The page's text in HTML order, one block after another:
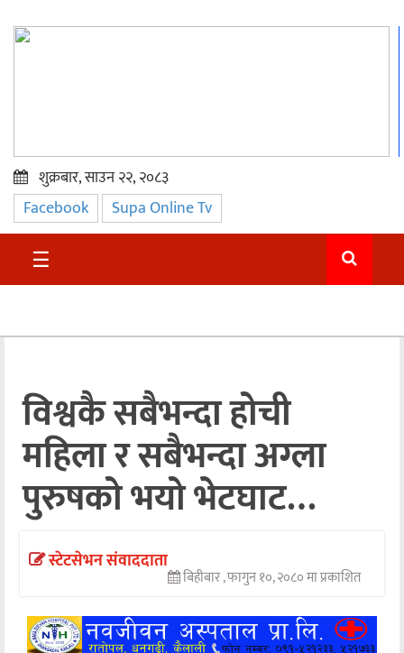
प्रमुख
समाचार
सुदुर
अन्तराष्ट्रिय
अन्तर्वार्ता
अर्थ
खेलकुद
मनोरञ्जन
शुक्रबार, साउन २२, २०८३
Facebook Supa Online Tv
☰
विश्वकै सबैभन्दा होची
महिला र सबैभन्दा अग्ला
पुरुषको भयो भेटघाट…
स्टेटसेभन संवाददाता
बिहीबार , फागुन १०, २०८० मा प्रकाशित